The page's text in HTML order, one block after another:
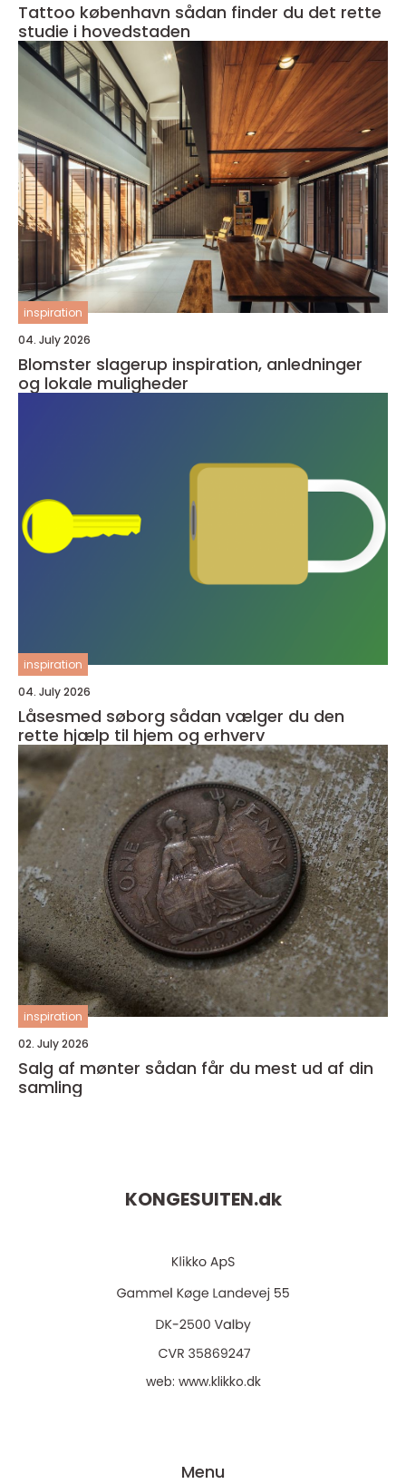
Tattoo københavn sådan finder du det rette
studie i hovedstaden
inspiration
04. July 2026
Blomster slagerup inspiration, anledninger
og lokale muligheder
inspiration
04. July 2026
Låsesmed søborg sådan vælger du den
rette hjælp til hjem og erhverv
inspiration
02. July 2026
Salg af mønter sådan får du mest ud af din
samling
KONGESUITEN.dk
web: www.klikko.dk
Menu